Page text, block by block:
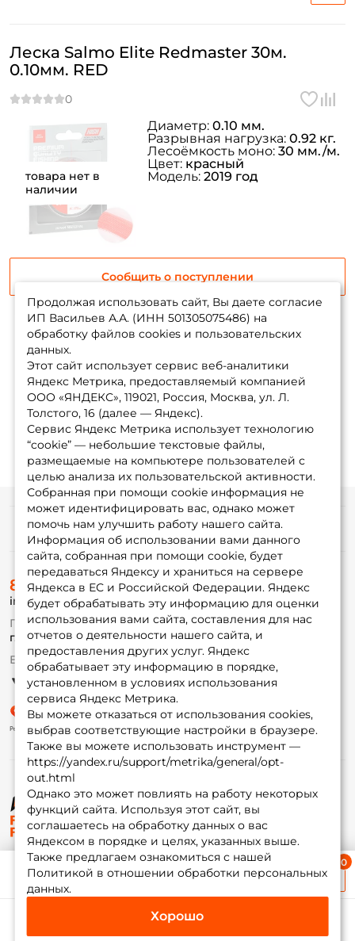
Каталог Избранное Корзина Инфо Мой Fox
Ближайшая доставка
≈ 1 дн.
товара нет в
наличии
Леска Salmo Elite Redmaster 30м.
0.10мм. RED
Сообщить о поступлении
Диаметр: 0.10 мм.
Разрывная нагрузка: 0.92 кг.
Лесоёмкость моно: 30 мм./м.
Цвет: красный
Модель: 2019 год
1 2
Продолжая использовать сайт, Вы даете согласие
ИП Васильев А.А. (ИНН 501305075486) на
обработку файлов cookies и пользовательских
данных.
Этот сайт использует сервис веб-аналитики
Яндекс Метрика, предоставляемый компанией
ООО «ЯНДЕКС», 119021, Россия, Москва, ул. Л.
Толстого, 16 (далее — Яндекс).
Сервис Яндекс Метрика использует технологию
“cookie” — небольшие текстовые файлы,
размещаемые на компьютере пользователей с
целью анализа их пользовательской активности.
Собранная при помощи cookie информация не
может идентифицировать вас, однако может
помочь нам улучшить работу нашего сайта.
Информация об использовании вами данного
сайта, собранная при помощи cookie, будет
передаваться Яндексу и храниться на сервере
Яндекса в ЕС и Российской Федерации. Яндекс
будет обрабатывать эту информацию для оценки
использования вами сайта, составления для нас
отчетов о деятельности нашего сайта, и
предоставления других услуг. Яндекс
обрабатывает эту информацию в порядке,
установленном в условиях использования
сервиса Яндекс Метрика.
Вы можете отказаться от использования cookies,
выбрав соответствующие настройки в браузере.
Также вы можете использовать инструмент —
https://yandex.ru/support/metrika/general/opt-
out.html
Однако это может повлиять на работу некоторых
функций сайта. Используя этот сайт, вы
соглашаетесь на обработку данных о вас
Яндексом в порядке и целях, указанных выше.
Также предлагаем ознакомиться с нашей
Политикой в отношении обработки персональных
данных.
Хорошо
© ФоксФишинг, 2009-2026
Информация
О магазине
Доставка
Оплата
Fox-bonus
Гуру
Партнерская программа
8 (495) 532-77-88
info@foxfishing.ru
По вопросам с заказом
г. Москва, ул. Плеханова д.7
Ежедневно 10:00 до 20:00